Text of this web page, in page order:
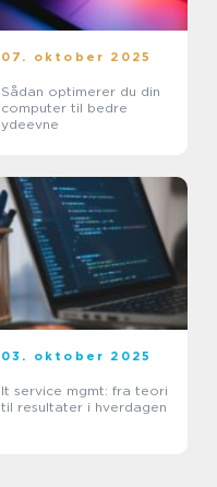
07. oktober 2025
Sådan optimerer du din
computer til bedre
ydeevne
03. oktober 2025
It service mgmt: fra teori
til resultater i hverdagen